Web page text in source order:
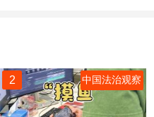
2 中国法治观察